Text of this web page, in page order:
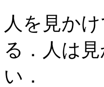
人を見か
る．人は
い．